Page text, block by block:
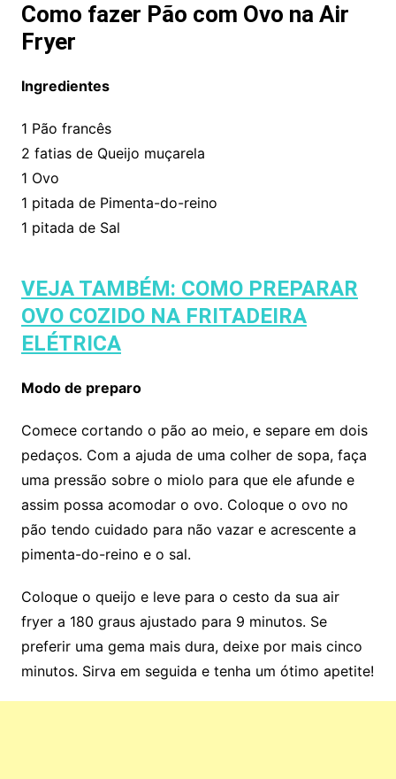
Como fazer Pão com Ovo na Air
Fryer
Ingredientes
1 Pão francês
2 fatias de Queijo muçarela
1 Ovo
1 pitada de Pimenta-do-reino
1 pitada de Sal
VEJA TAMBÉM: COMO PREPARAR
OVO COZIDO NA FRITADEIRA
ELÉTRICA
Modo de preparo
Comece cortando o pão ao meio, e separe em dois
pedaços. Com a ajuda de uma colher de sopa, faça
uma pressão sobre o miolo para que ele afunde e
assim possa acomodar o ovo. Coloque o ovo no
pão tendo cuidado para não vazar e acrescente a
pimenta-do-reino e o sal.
Coloque o queijo e leve para o cesto da sua air
fryer a 180 graus ajustado para 9 minutos. Se
preferir uma gema mais dura, deixe por mais cinco
minutos. Sirva em seguida e tenha um ótimo apetite!